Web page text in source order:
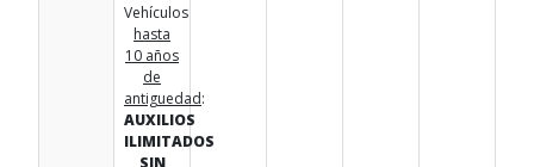
Vehículos
hasta
10 años
de
antiguedad:
AUXILIOS
ILIMITADOS
SIN